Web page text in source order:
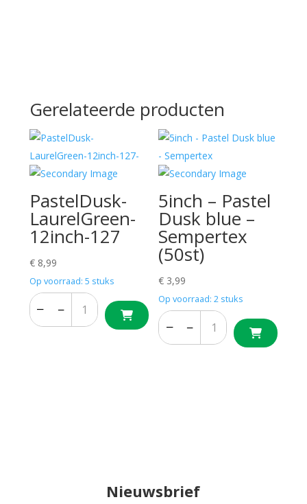
Gerelateerde producten
PastelDusk-
LaurelGreen-
12inch-127
€8,99
Op voorraad: 5 stuks
− − + +
5inch – Pastel
Dusk blue –
Sempertex
(50st)
€ 3,99
Op voorraad: 2 stuks
− − + +
Nieuwsbrief